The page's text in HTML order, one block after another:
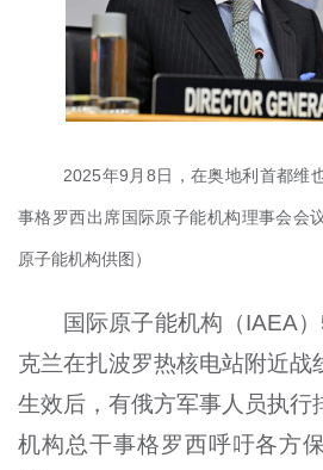
2025年9月8日，在奥地利首都维
事格罗西出席国际原子能机构理事会会
原子能机构供图）
国际原子能机构（IAEA
克兰在扎波罗热核电站附近战
生效后，有俄方军事人员执行
机构总干事格罗西呼吁各方